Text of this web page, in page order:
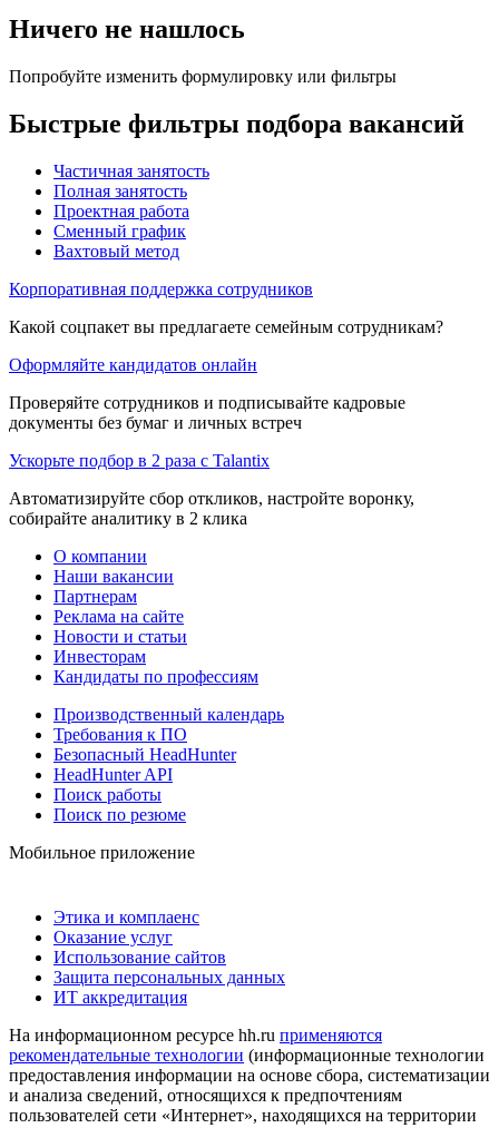
Ничего не нашлось
Попробуйте изменить формулировку или фильтры
Быстрые фильтры подбора вакансий
Частичная занятость
Полная занятость
Проектная работа
Сменный график
Вахтовый метод
Корпоративная поддержка сотрудников
Какой соцпакет вы предлагаете семейным сотрудникам?
Оформляйте кандидатов онлайн
Проверяйте сотрудников и подписывайте кадровые
документы без бумаг и личных встреч
Ускорьте подбор в 2 раза с Talantix
Автоматизируйте сбор откликов, настройте воронку,
собирайте аналитику в 2 клика
О компании
Наши вакансии
Партнерам
Реклама на сайте
Новости и статьи
Инвесторам
Кандидаты по профессиям
Производственный календарь
Требования к ПО
Безопасный HeadHunter
HeadHunter API
Поиск работы
Поиск по резюме
Мобильное приложение
Этика и комплаенс
Оказание услуг
Использование сайтов
Защита персональных данных
ИТ аккредитация
На информационном ресурсе hh.ru применяются
рекомендательные технологии (информационные технологии
предоставления информации на основе сбора, систематизации
и анализа сведений, относящихся к предпочтениям
пользователей сети «Интернет», находящихся на территории